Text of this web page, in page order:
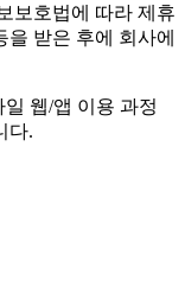
보호법에 따라 제휴
받은 후에 회사에
웹/앱 이용 과정
다.